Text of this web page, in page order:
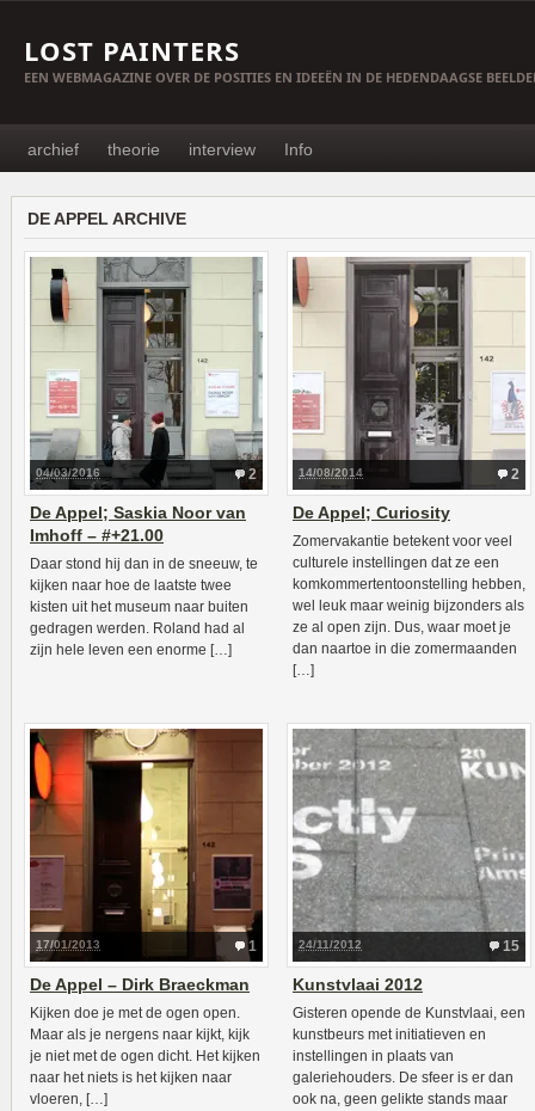
LOST PAINTERS
EEN WEBMAGAZINE OVER DE POSITIES EN IDEEËN IN DE HEDENDAAGSE
archief theorie interview Info
DE APPEL ARCHIVE
2
04/03/2016
De Appel; Saskia Noor van
Imhoff – #+21.00
Daar stond hij dan in de sneeuw, te
kijken naar hoe de laatste twee
kisten uit het museum naar buiten
gedragen werden. Roland had al
zijn hele leven een enorme […]
2
14/08/2014
De Appel; Curiosity
Zomervakantie betekent voor veel
culturele instellingen dat ze een
komkommertentoonstelling hebben,
wel leuk maar weinig bijzonders als
ze al open zijn. Dus, waar moet je
dan naartoe in die zomermaanden
[…]
1
17/01/2013
De Appel – Dirk Braeckman
Kijken doe je met de ogen open.
Maar als je nergens naar kijkt, kijk
je niet met de ogen dicht. Het kijken
naar het niets is het kijken naar
vloeren, […]
15
24/11/2012
Kunstvlaai 2012
Gisteren opende de Kunstvlaai, een
kunstbeurs met initiatieven en
instellingen in plaats van
galeriehouders. De sfeer is er dan
ook na, geen gelikte stands maar